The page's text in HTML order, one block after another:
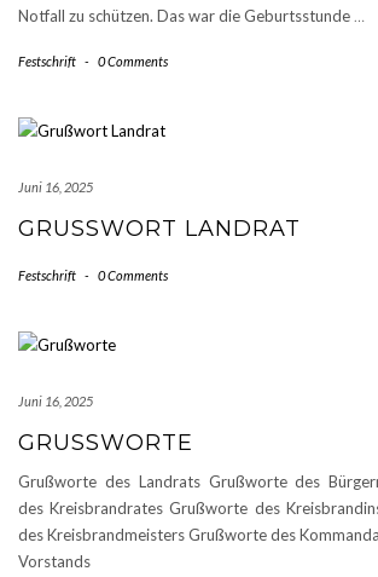
Notfall zu schützen. Das war die Geburtsstunde …
Festschrift - 0 Comments
Juni 16, 2025
GRUSSWORT LANDRAT
Festschrift - 0 Comments
Juni 16, 2025
GRUSSWORTE
Grußworte des Landrats Grußworte des
des Kreisbrandrates Grußworte des
des Kreisbrandmeisters Grußworte des
Vorstands